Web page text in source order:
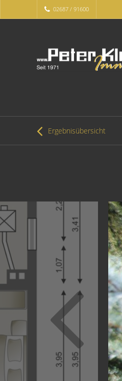
02687 / 91600
Ergebnisübersicht